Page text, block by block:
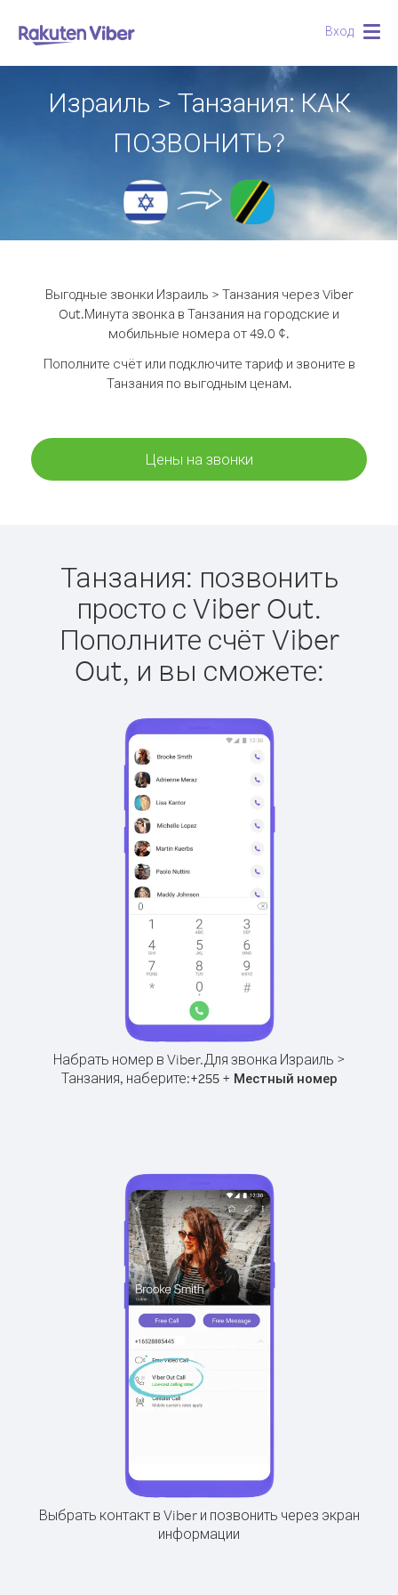
Вход
Израиль > Танзания: КАК
ПОЗВОНИТЬ?
Выгодные звонки Израиль > Танзания через Viber
Out.Минута звонка в Танзания на городские и
мобильные номера от 49.0 ¢.
Пополните счёт или подключите тариф и звоните в
Танзания по выгодным ценам.
Цены на звонки
Танзания: позвонить
просто с Viber Out.
Пополните счёт Viber
Out, и вы сможете:
Набрать номер в Viber.Для звонка Израиль >
Танзания, наберите:+255+ Местный номер
Выбрать контакт в Viber и позвонить через экран
информации